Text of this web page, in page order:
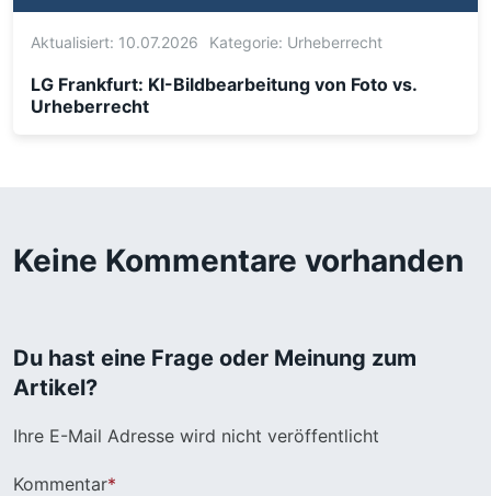
Aktualisiert: 10.07.2026 Kategorie: Urheberrecht
LG Frankfurt: KI-Bildbearbeitung von Foto vs.
Urheberrecht
Keine Kommentare vorhanden
Du hast eine Frage oder Meinung zum
Artikel?
Ihre E-Mail Adresse wird nicht veröffentlicht
Kommentar*